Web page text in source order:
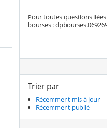
Pour toutes questions
bourses :
Trier par
Récemment mis à jour
Récemment publié